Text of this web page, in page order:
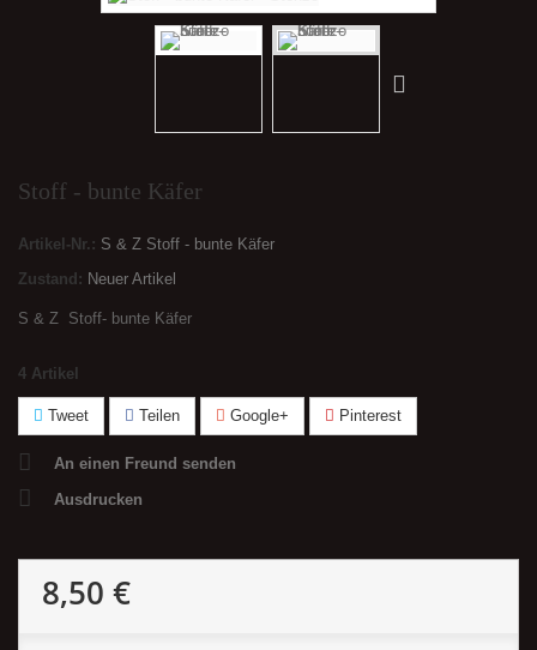
Stoff - bunte Käfer
Artikel-Nr.: S & Z Stoff - bunte Käfer
Zustand: Neuer Artikel
S & Z Stoff- bunte Käfer
4 Artikel
Tweet Teilen Google+ Pinterest
An einen Freund senden
Ausdrucken
8,50 €